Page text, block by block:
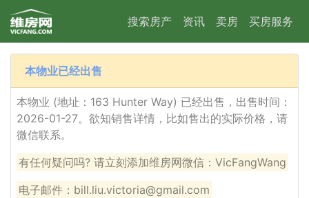
搜索房产 资讯 卖房 买房服务
本物业已经出售
本物业 (地址：163 Hunter Way) 已经出售，出售时间：
2026-01-27。欲知销售详情，比如售出的实际价格，请
微信联系。
有任何疑问吗? 请立刻添加维房网微信：VicFangWang
电子邮件：bill.liu.victoria@gmail.com